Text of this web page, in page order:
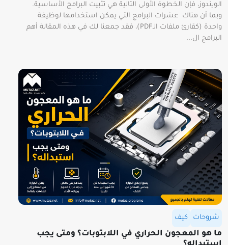
الويندوز، فإن الخطوة الأولى التالية هي تثبيت البرامج الأساسية.
وبما أن هناك عشرات البرامج التي يمكن استخدامها لوظيفة
واحدة (كقارئ ملفات الـPDF)، فقد جمعنا لك في هذه المقالة أهم
البرامج ال...
شروحات كيف
ما هو المعجون الحراري في اللابتوبات؟ ومتى يجب